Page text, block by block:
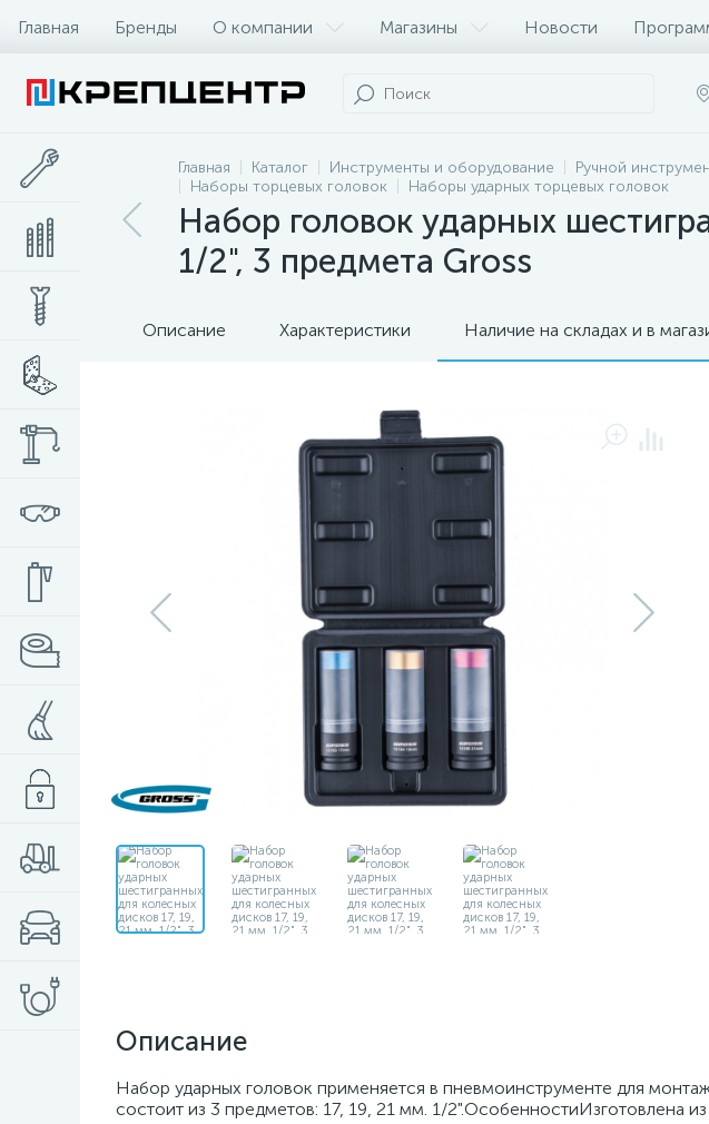
Главная Бренды О компании Магазины Новости
Главная Каталог Инструменты и оборудование Ручной
Наборы торцевых головок
Наборы ударных торцевых головок
Набор головок ударных
1/2", 3 предмета Gross
Описание Характеристики Наличие на складах и в
Описание
Набор ударных головок применяется в пневмоинструменте для
состоит из 3 предметов: 17, 19, 21 мм. 1/2".ОсобенностиИзготовлена